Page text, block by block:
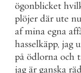
ögonblicket
plöjer där ute nu
af mina egna
hasselkäpp, jag
på ödlorna och
jag är ganska